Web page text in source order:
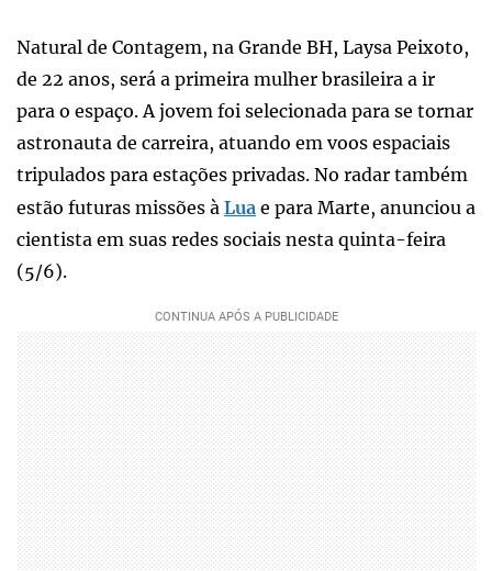
Natural de Contagem, na Grande BH, Laysa Peixoto,
de 22 anos, será a primeira mulher brasileira a ir
para o espaço. A jovem foi selecionada para se tornar
astronauta de carreira, atuando em voos espaciais
tripulados para estações privadas. No radar também
estão futuras missões à Lua e para Marte, anunciou a
cientista em suas redes sociais nesta quinta-feira
(5/6).